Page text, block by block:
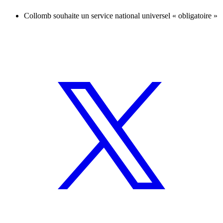
Collomb souhaite un service national universel « obligatoire »